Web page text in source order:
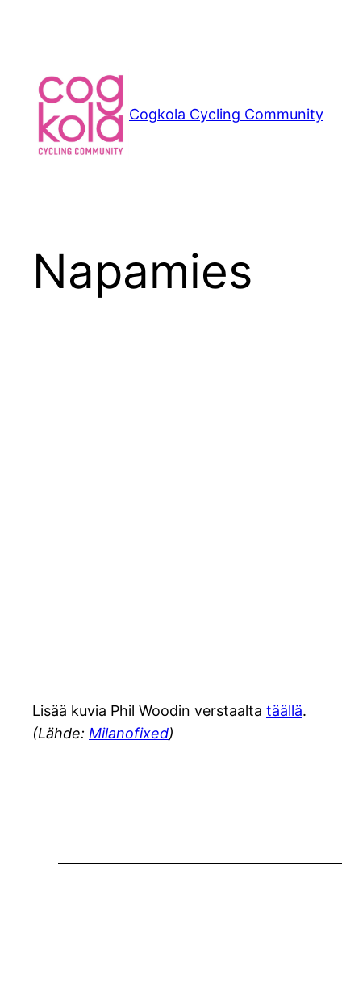
Cogkola Cycling Community
Napamies
Lisää kuvia Phil Woodin verstaalta täällä.
(Lähde: Milanofixed)